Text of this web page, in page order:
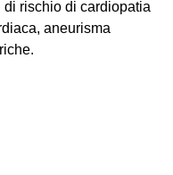
rischio di cardiopatia
aneurisma